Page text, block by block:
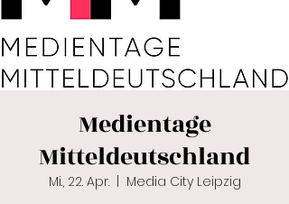
Medientage
Mitteldeutschland
Mi., 22. Apr.
  |
Media City Leipzig